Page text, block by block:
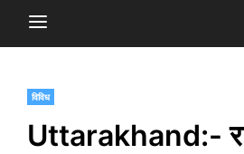
विविध
Uttarakhand:-